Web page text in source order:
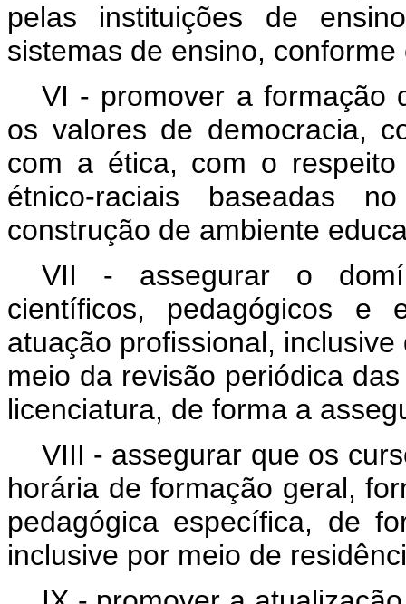
pelas instituições de
sistemas de ensino,
VI - promover a formação
os valores de democracia,
com a ética, com o
étnico-raciais baseadas
construção de ambiente
VII - assegurar o
científicos, pedagógicos e
atuação profissional,
meio da revisão periódica
licenciatura, de forma a
VIII - assegurar que os
horária de formação geral,
pedagógica específica, de
inclusive por meio de